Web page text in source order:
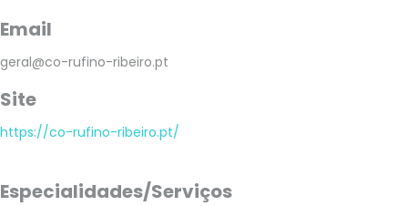
Email
geral@co-rufino-ribeiro.pt
Site
https://co-rufino-ribeiro.pt/
Especialidades/Serviços